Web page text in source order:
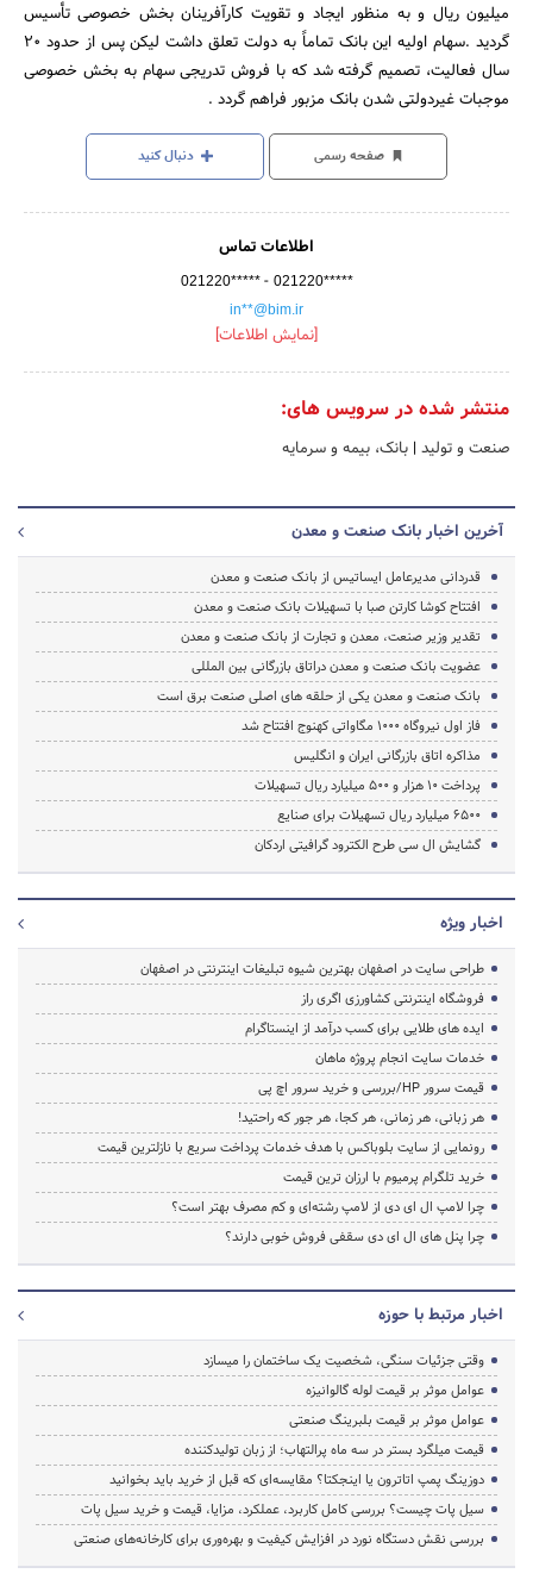
میلیون ریال و به منظور ایجاد و تقویت کارآفرینان بخش خصوصی تأسیس
گردید .سهام اولیه این بانک تماماً به دولت تعلق داشت لیکن پس از حدود 20
سال فعالیت، تصمیم گرفته شد که با فروش تدریجی سهام به بخش خصوصی
موجبات غیردولتی شدن بانک مزبور فراهم گردد .
صفحه رسمی دنبال کنید
اطلاعات تماس
021220***** - 021220*****
in**@bim.ir
[نمایش اطلاعات]
منتشر شده در سرویس های:
صنعت و تولید | بانک، بیمه و سرمایه
آخرین اخبار بانک صنعت و معدن
قدردانی مدیرعامل ایساتیس از بانک صنعت و معدن
افتتاح کوشا کارتن صبا با تسهیلات بانک صنعت و معدن
تقدیر وزیر صنعت، معدن و تجارت از بانک صنعت و معدن
عضویت بانک صنعت و معدن دراتاق بازرگانی بین ‏المللی
بانک صنعت و معدن یکی از حلقه های اصلی صنعت برق است
فاز اول نیروگاه 1000 مگاواتی کهنوج افتتاح شد
مذاکره اتاق بازرگانی ایران و انگلیس
پرداخت 10 هزار و 500 میلیارد ریال تسهیلات
6500 میلیارد ریال تسهیلات برای صنایع
گشایش ال سی طرح الکترود گرافیتی اردکان
اخبار ویژه
طراحی سایت در اصفهان بهترین شیوه تبلیغات اینترنتی در اصفهان
فروشگاه اینترنتی کشاورزی اگری راز
ایده های طلایی برای کسب درآمد از اینستاگرام
خدمات سایت انجام پروژه ماهان
قیمت سرور HP/بررسی و خرید سرور اچ پی
هر زبانی، هر زمانی، هر کجا، هر جور که راحتید!
رونمایی از سایت بلوباکس با هدف خدمات پرداخت سریع با نازلترین قیمت
خرید تلگرام پرمیوم با ارزان ترین قیمت
چرا لامپ ال ای دی از لامپ رشته‌ای و کم مصرف بهتر است؟
چرا پنل های ال ای دی سقفی فروش خوبی دارند؟
اخبار مرتبط با حوزه
وقتی جزئیات سنگی، شخصیت یک ساختمان را میسازد
عوامل موثر بر قیمت لوله گالوانیزه
عوامل موثر بر قیمت بلبرینگ صنعتی
قیمت میلگرد بستر در سه ماه پرالتهاب؛ از زبان تولیدکننده
دوزینگ پمپ اتاترون یا اینجکتا؟ مقایسه‌ای که قبل از خرید باید بخوانید
سیل پات چیست؟ بررسی کامل کاربرد، عملکرد، مزایا، قیمت و خرید سیل پات
بررسی نقش دستگاه نورد در افزایش کیفیت و بهره‌وری برای کارخانه‌های صنعتی